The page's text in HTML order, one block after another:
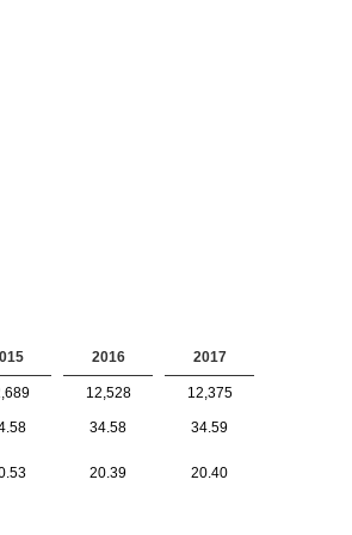
2016 2017
12,528 12,375
34.58 34.59
20.39 20.40